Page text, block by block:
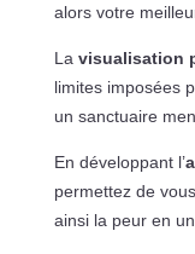
alors votre
La visualisation
limites imposées
un sanctuaire
En développant l’
permettez de
ainsi la peur en